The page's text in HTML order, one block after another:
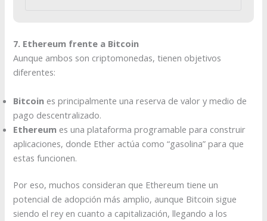
7. Ethereum frente a Bitcoin
Aunque ambos son criptomonedas, tienen objetivos
diferentes:
Bitcoin es principalmente una reserva de valor y medio de
pago descentralizado.
Ethereum es una plataforma programable para construir
aplicaciones, donde Ether actúa como “gasolina” para que
estas funcionen.
Por eso, muchos consideran que Ethereum tiene un
potencial de adopción más amplio, aunque Bitcoin sigue
siendo el rey en cuanto a capitalización, llegando a los